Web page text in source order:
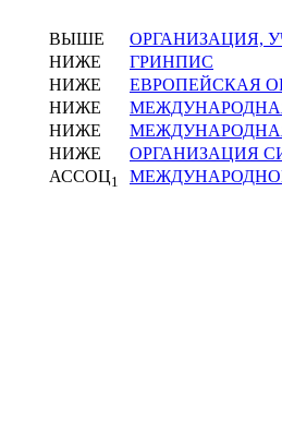
ВЫШЕ
ОРГАНИЗАЦИЯ,
НИЖЕ
ГРИНПИС
НИЖЕ
ЕВРОПЕЙСКАЯ
НИЖЕ
НИЖЕ
НИЖЕ
ОРГАНИЗАЦИЯ
АССОЦ1